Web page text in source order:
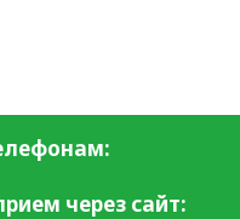
через сайт: